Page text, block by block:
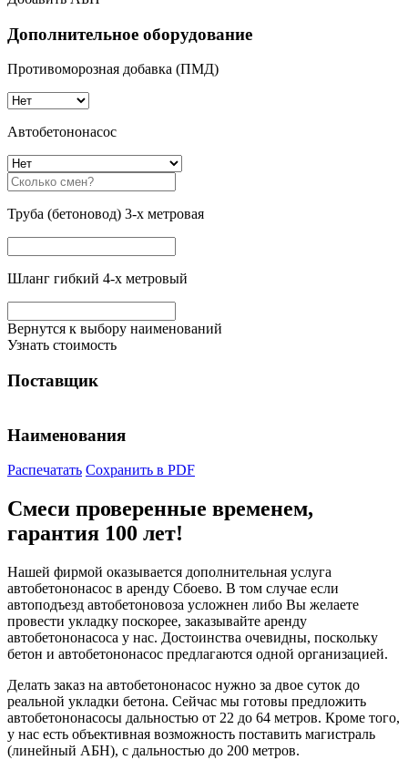
Дополнительное оборудование
Противоморозная добавка (ПМД)
Автобетононасос
Труба (бетоновод) 3-х метровая
Шланг гибкий 4-х метровый
Вернутся к выбору наименований
Узнать стоимость
Поставщик
Наименования
Распечатать Сохранить в PDF
Смеси проверенные временем,
гарантия 100 лет!
Нашей фирмой оказывается дополнительная услуга
автобетононасос в аренду Сбоево. В том случае если
автоподъезд автобетоновоза усложнен либо Вы желаете
провести укладку поскорее, заказывайте аренду
автобетононасоса у нас. Достоинства очевидны, поскольку
бетон и автобетононасос предлагаются одной организацией.
Делать заказ на автобетононасос нужно за двое суток до
реальной укладки бетона. Сейчас мы готовы предложить
автобетононасосы дальностью от 22 до 64 метров. Кроме того,
у нас есть объективная возможность поставить магистраль
(линейный АБН), с дальностью до 200 метров.